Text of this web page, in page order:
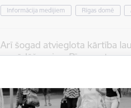
Informācija medijiem Rīgas domē
Arī šogad atvieglota kārtība
nogādāšanai uz Rīgas ostu
Sākoties aktīvajai jaunās ražas
pērn Rīgas pašvaldības un Rīgas